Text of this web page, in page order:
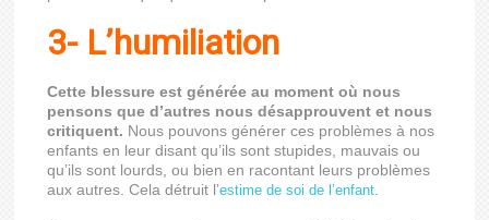
3- L’humiliation
Cette blessure est générée au moment où nous
pensons que d’autres nous désapprouvent et nous
critiquent. Nous pouvons générer ces problèmes à nos
enfants en leur disant qu’ils sont stupides, mauvais ou
qu’ils sont lourds, ou bien en racontant leurs problèmes
aux autres. Cela détruit l’estime de soi de l’enfant